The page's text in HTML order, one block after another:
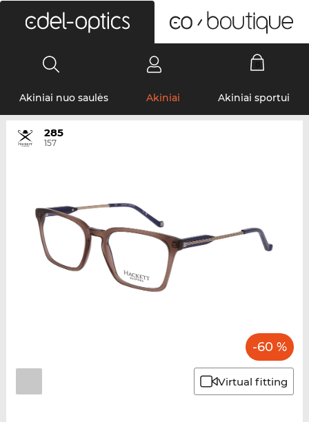
Akiniai nuo saulės Akiniai Akiniai sportui
285
157
-60 %
Virtual fitting